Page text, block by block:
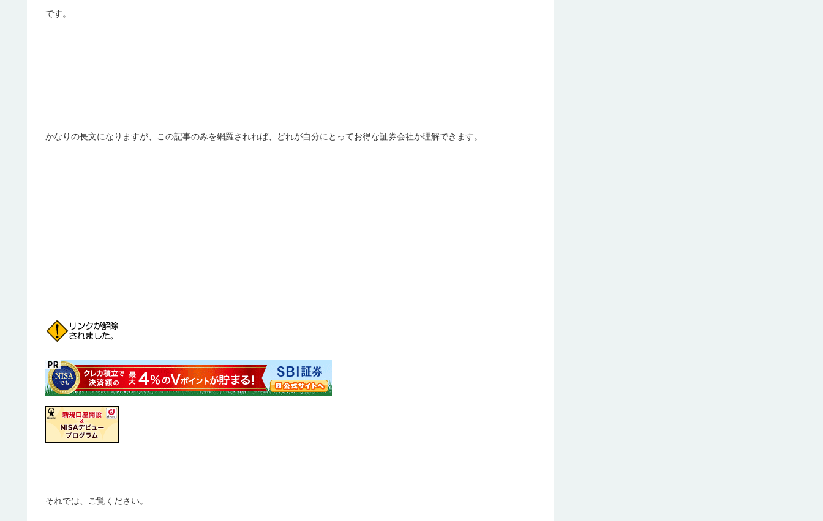
です。
かなりの長文になりますが、この記事のみを網羅されれば、どれが自分にとってお得な証券会社か理解できます。
それでは、ご覧ください。